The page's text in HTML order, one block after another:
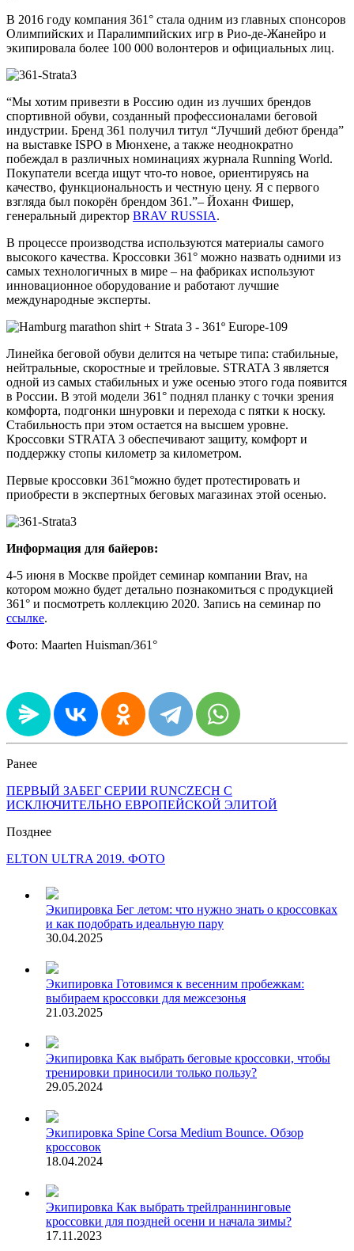
В 2016 году компания 361° стала одним из главных спонсоров
Олимпийских и Паралимпийских игр в Рио-де-Жанейро и
экипировала более 100 000 волонтеров и официальных лиц.
“Мы хотим привезти в Россию один из лучших брендов
спортивной обуви, созданный профессионалами беговой
индустрии. Бренд 361 получил титул “Лучший дебют бренда”
на выставке ISPO в Мюнхене, а также неоднократно
побеждал в различных номинациях журнала Running World.
Покупатели всегда ищут что-то новое, ориентируясь на
качество, функциональность и честную цену. Я с первого
взгляда был покорён брендом 361.”– Йоханн Фишер,
генеральный директор BRAV RUSSIA.
В процессе производства используются материалы самого
высокого качества. Кроссовки 361° можно назвать одними из
самых технологичных в мире – на фабриках используют
инновационное оборудование и работают лучшие
международные эксперты.
Линейка беговой обуви делится на четыре типа: стабильные,
нейтральные, скоростные и трейловые. STRATA 3 является
одной из самых стабильных и уже осенью этого года появится
в России. В этой модели 361° поднял планку с точки зрения
комфорта, подгонки шнуровки и перехода с пятки к носку.
Стабильность при этом остается на высшем уровне.
Кроссовки STRATA 3 обеспечивают защиту, комфорт и
поддержку стопы километр за километром.
Первые кроссовки 361°можно будет протестировать и
приобрести в экспертных беговых магазинах этой осенью.
Информация для байеров:
4-5 июня в Москве пройдет семинар компании Brav, на
котором можно будет детально познакомиться с продукцией
361° и посмотреть коллекцию 2020. Запись на семинар по
ссылке.
Фото: Maarten Huisman/361°
Ранее
ПЕРВЫЙ ЗАБЕГ СЕРИИ RUNCZECH С
ИСКЛЮЧИТЕЛЬНО ЕВРОПЕЙСКОЙ ЭЛИТОЙ
Позднее
ELTON ULTRA 2019. ФОТО
Экипировка Бег летом: что нужно знать о кроссовках
и как подобрать идеальную пару
30.04.2025
Экипировка Готовимся к весенним пробежкам:
выбираем кроссовки для межсезонья
21.03.2025
Экипировка Как выбрать беговые кроссовки, чтобы
тренировки приносили только пользу?
29.05.2024
Экипировка Spine Corsa Medium Bounce. Обзор
кроссовок
18.04.2024
Экипировка Как выбрать трейлраннинговые
кроссовки для поздней осени и начала зимы?
17.11.2023